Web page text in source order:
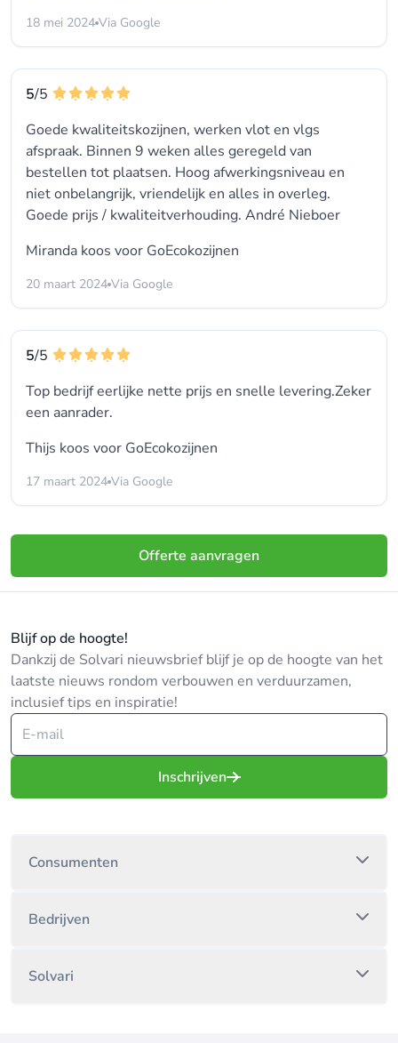
18 mei 2024 Via Google
5/5
Goede kwaliteitskozijnen, werken vlot en vlgs
afspraak. Binnen 9 weken alles geregeld van
bestellen tot plaatsen. Hoog afwerkingsniveau en
niet onbelangrijk, vriendelijk en alles in overleg.
Goede prijs / kwaliteitverhouding. André Nieboer
Miranda koos voor GoEcokozijnen
20 maart 2024 Via Google
5/5
Top bedrijf eerlijke nette prijs en snelle levering.Zeker
een aanrader.
Thijs koos voor GoEcokozijnen
17 maart 2024 Via Google
Offerte aanvragen
Blijf op de hoogte!
Dankzij de Solvari nieuwsbrief blijf je op de hoogte van het
laatste nieuws rondom verbouwen en verduurzamen,
inclusief tips en inspiratie!
Inschrijven
Consumenten
Bedrijven
Solvari